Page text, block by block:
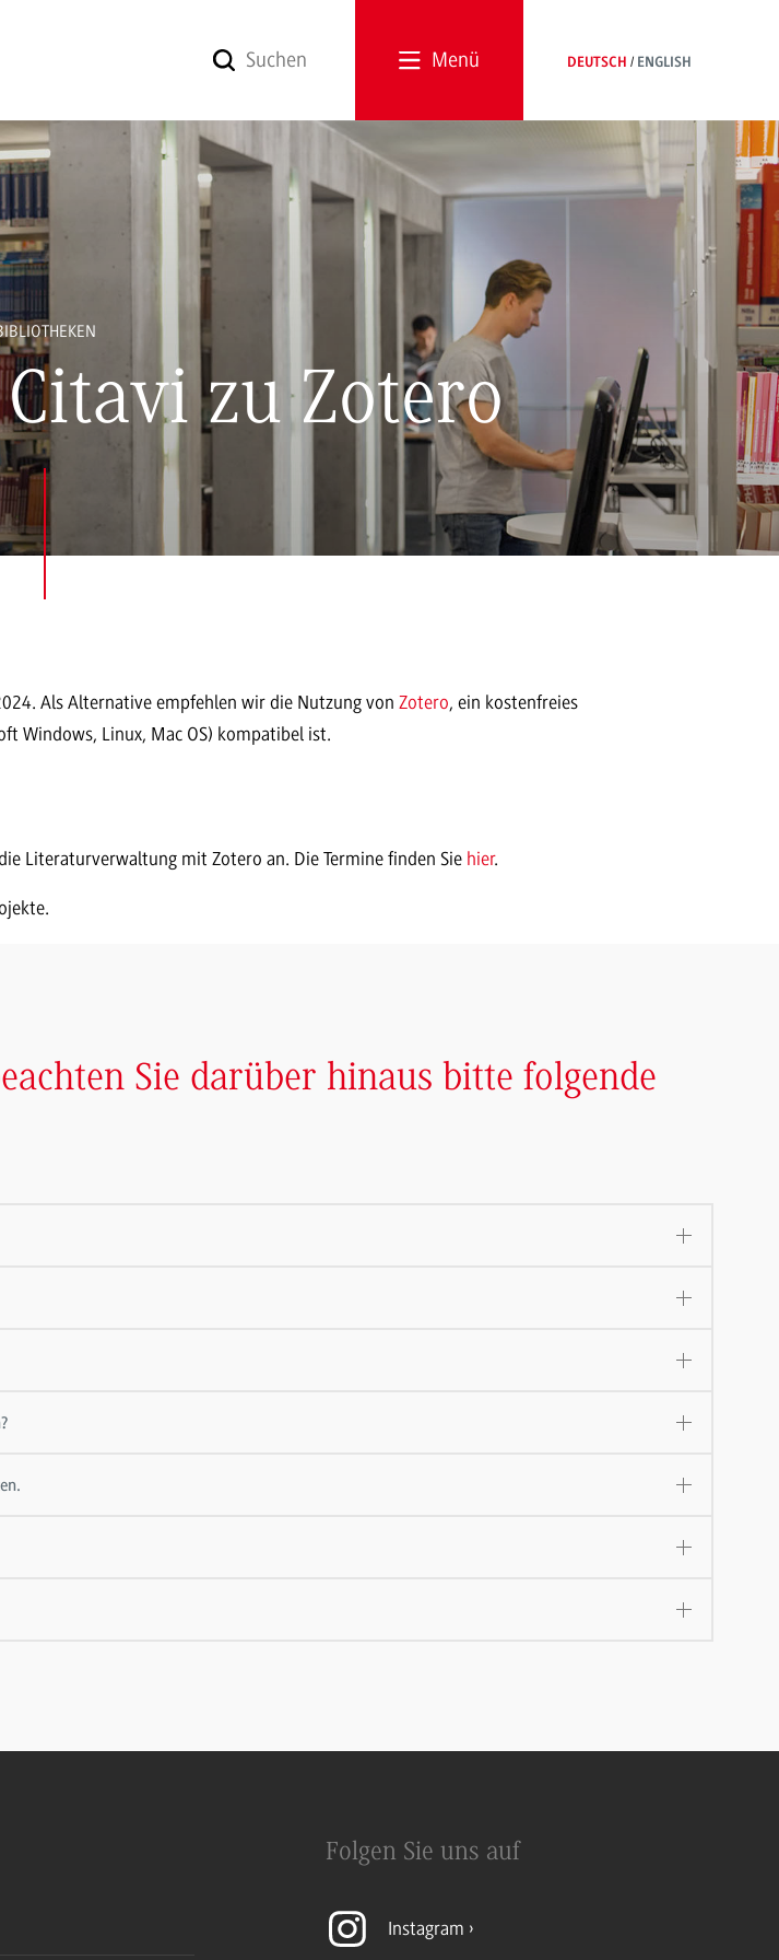
Menü DEUTSCH ENGLISH
zu Zotero
Als Alternative empfehlen wir die Nutzung von Zotero, ein kostenfreies
Windows, Linux, Mac OS) kompatibel ist.
Literaturverwaltung mit Zotero an. Die Termine finden Sie hier.
Sie darüber hinaus bitte folgende
Folgen Sie uns auf
Instagram